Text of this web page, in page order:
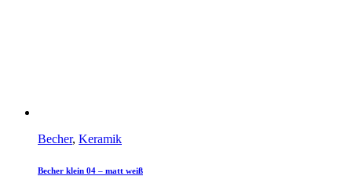
Becher, Keramik
Becher klein 04 – matt weiß